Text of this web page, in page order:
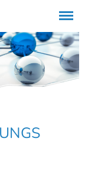
Menü